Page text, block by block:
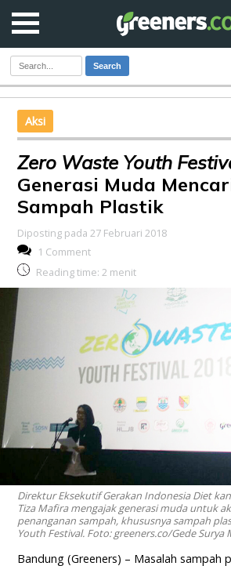
Search
Aksi
Zero Waste Youth
Generasi Muda
Sampah Plastik
Diposting pada 27 Februari 2018
1 Comment
Reading time: 2 menit
Direktur Eksekutif Gerakan Indonesia Diet
Tiza Mafira mengajak generasi muda untuk
penanganan sampah, khususnya sampah
Youth Festival. Foto: greeners.co/Gede Surya
Bandung (Greeners) – Masalah sampah